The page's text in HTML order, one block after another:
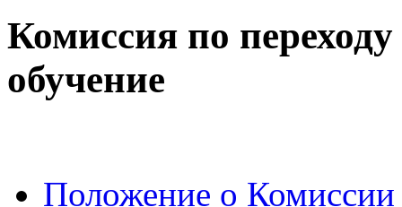
Комиссия по
обучение
Положение о